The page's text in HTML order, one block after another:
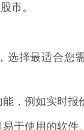
市。
选择最适合您
，例如实时报
于使用的软件。